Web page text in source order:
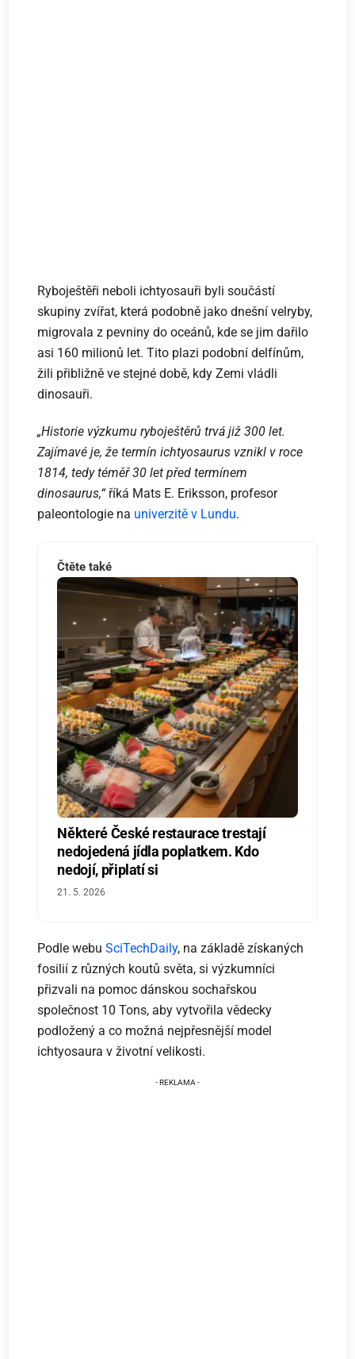
Ryboještěři neboli ichtyosauři byli součástí
skupiny zvířat, která podobně jako dnešní velryby,
migrovala z pevniny do oceánů, kde se jim dařilo
asi 160 milionů let. Tito plazi podobní delfínům,
žili přibližně ve stejné době, kdy Zemi vládli
dinosauři.
„Historie výzkumu ryboještěrů trvá již 300 let.
Zajímavé je, že termín ichtyosaurus vznikl v roce
1814, tedy téměř 30 let před termínem
dinosaurus,“ říká Mats E. Eriksson, profesor
paleontologie na univerzitě v Lundu.
Čtěte také
Některé České restaurace trestají
nedojedená jídla poplatkem. Kdo
nedojí, připlatí si
21. 5. 2026
Podle webuSciTechDaily, na základě získaných
fosilií z různých koutů světa, si výzkumníci
přizvali na pomoc dánskou sochařskou
společnost 10 Tons, aby vytvořila vědecky
podložený a co možná nejpřesnější model
ichtyosaura v životní velikosti.